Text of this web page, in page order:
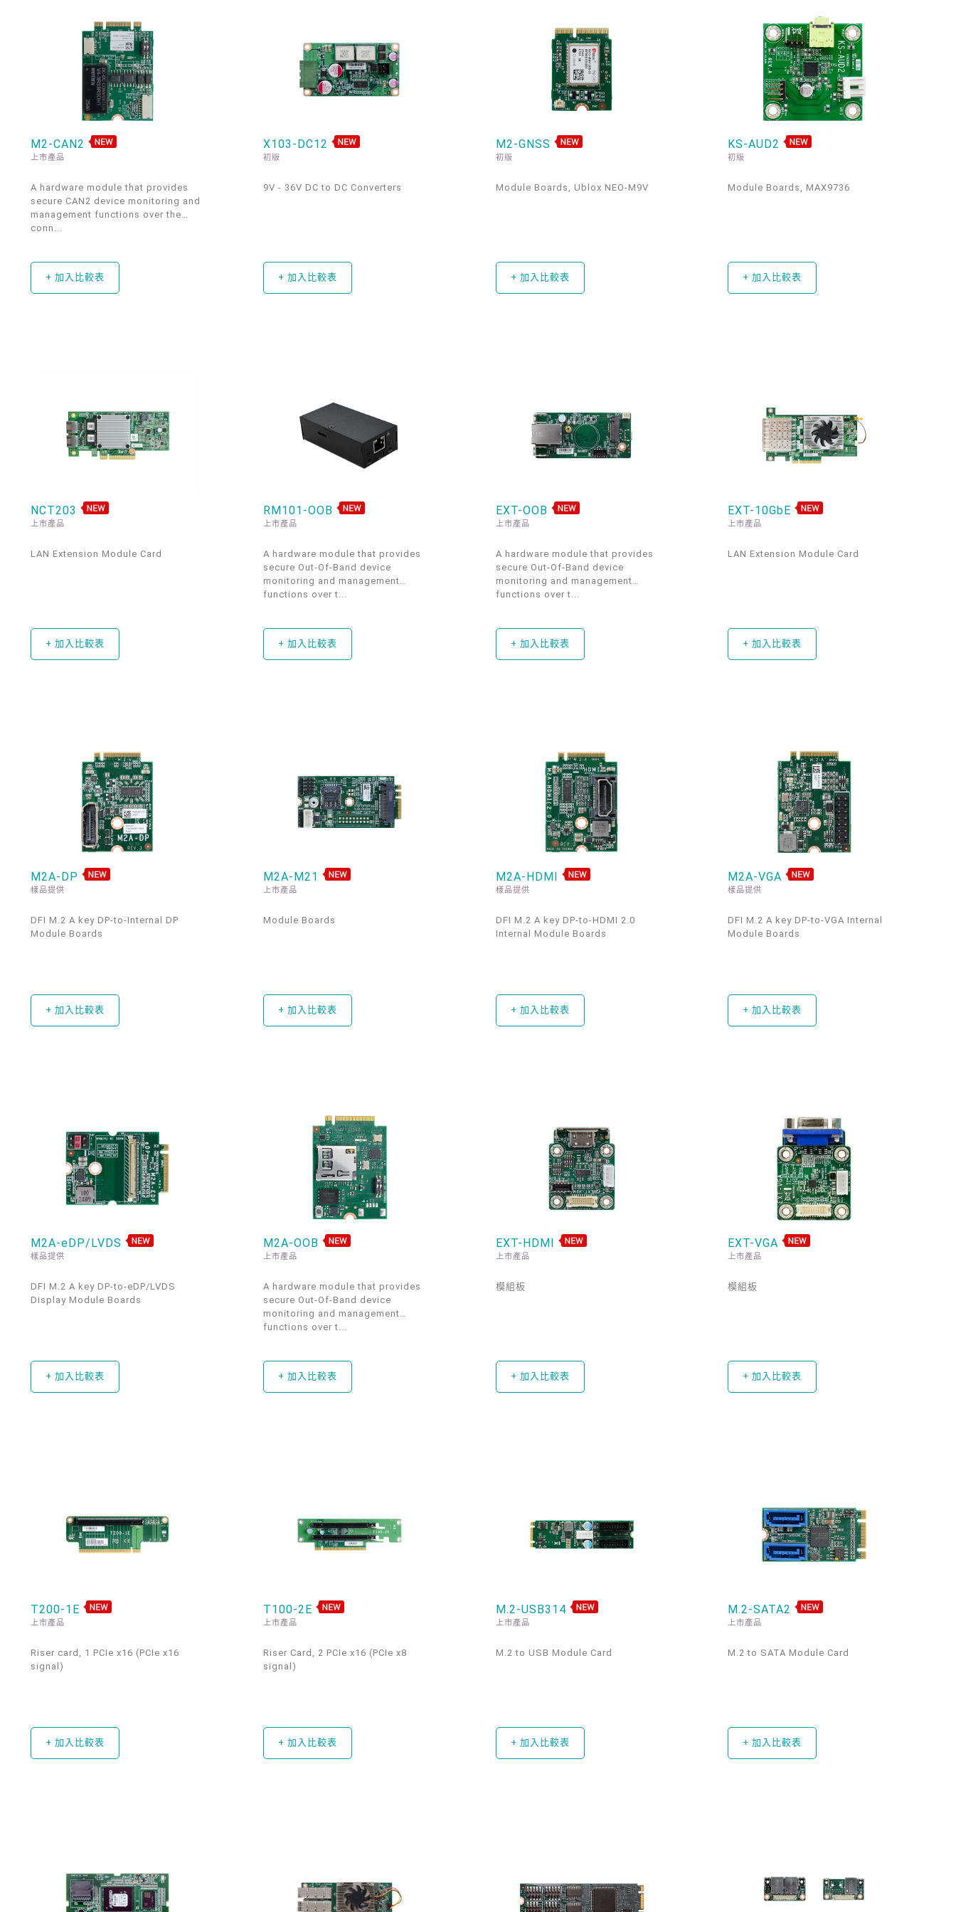
M2-CAN2
上市產品
A hardware module that provides
secure CAN2 device monitoring and
management functions over the
conn...
+ 加入比較表
X103-DC12
初版
9V - 36V DC to DC Converters
+ 加入比較表
M2-GNSS
初版
Module Boards, Ublox NEO-M9V
+ 加入比較表
KS-AUD2
初版
Module Boards, MAX9736
+ 加入比較表
NCT203
上市產品
LAN Extension Module Card
+ 加入比較表
RM101-OOB
上市產品
A hardware module that provides
secure Out-Of-Band device
monitoring and management
functions over t...
+ 加入比較表
EXT-OOB
上市產品
A hardware module that provides
secure Out-Of-Band device
monitoring and management
functions over t...
+ 加入比較表
EXT-10GbE
上市產品
LAN Extension Module Card
+ 加入比較表
M2A-DP
樣品提供
DFI M.2 A key DP-to-Internal DP
Module Boards
+ 加入比較表
M2A-M21
上市產品
Module Boards
+ 加入比較表
M2A-HDMI
樣品提供
DFI M.2 A key DP-to-HDMI 2.0
Internal Module Boards
+ 加入比較表
M2A-VGA
樣品提供
DFI M.2 A key DP-to-VGA Internal
Module Boards
+ 加入比較表
M2A-eDP/LVDS
樣品提供
DFI M.2 A key DP-to-eDP/LVDS
Display Module Boards
+ 加入比較表
M2A-OOB
上市產品
A hardware module that provides
secure Out-Of-Band device
monitoring and management
functions over t...
+ 加入比較表
EXT-HDMI
上市產品
模組板
+ 加入比較表
EXT-VGA
上市產品
模組板
+ 加入比較表
T200-1E
上市產品
Riser card, 1 PCIe x16 (PCIe x16
signal)
+ 加入比較表
T100-2E
上市產品
Riser Card, 2 PCIe x16 (PCIe x8
signal)
+ 加入比較表
M.2-USB314
上市產品
M.2 to USB Module Card
+ 加入比較表
M.2-SATA2
上市產品
M.2 to SATA Module Card
+ 加入比較表